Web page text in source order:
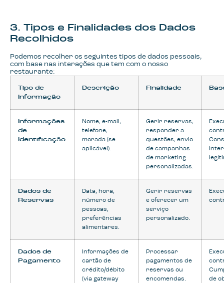
3. Tipos e Finalidades dos Dados
Recolhidos
Podemos recolher os seguintes tipos de dados pessoais,
com base nas interações que tem com o nosso
restaurante:
Tipo de
Informação
Descrição Finalidade
Informações
de
Identificação
Nome, e-mail,
telefone,
morada (se
aplicável).
Gerir reservas,
responder a
questões, envio
de campanhas
de marketing
personalizadas.
Dados de
Reservas
Data, hora,
número de
pessoas,
preferências
alimentares.
Gerir reservas
e oferecer um
serviço
personalizado.
Dados de
Pagamento
Informações de
cartão de
crédito/débito
(via gateway
Processar
pagamentos de
reservas ou
encomendas.
de